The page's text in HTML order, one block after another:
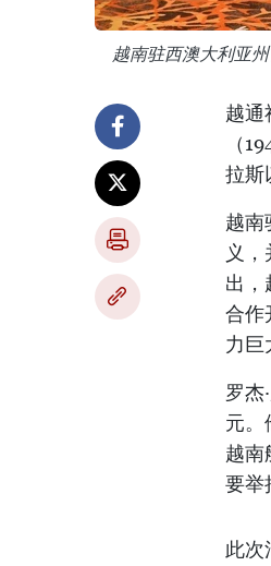
越南驻西澳大利亚
越通
（
拉斯
越南
义
出，
合作
力巨
罗杰
元。
越南
要举
此次